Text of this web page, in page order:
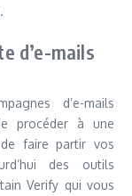
d’e-mails
d’e-mails
procéder à une
faire partir vos
des outils
Verify qui vous